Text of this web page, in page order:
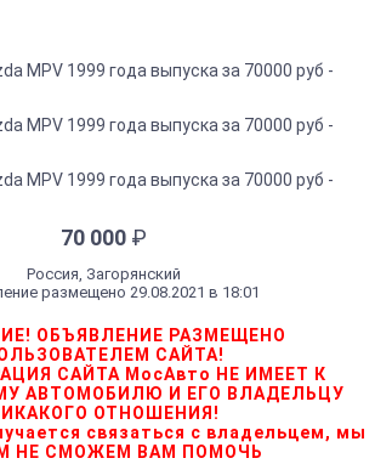
70 000 ₽
Россия, Загорянский
размещено 29.08.2021 в 18:01
ОБЪЯВЛЕНИЕ РАЗМЕЩЕНО
САЙТА!
САЙТА МосАвто НЕ ИМЕЕТ К
АВТОМОБИЛЮ И ЕГО ВЛАДЕЛЬЦУ
ОТНОШЕНИЯ!
связаться с владельцем, мы
НЕ СМОЖЕМ ВАМ ПОМОЧЬ